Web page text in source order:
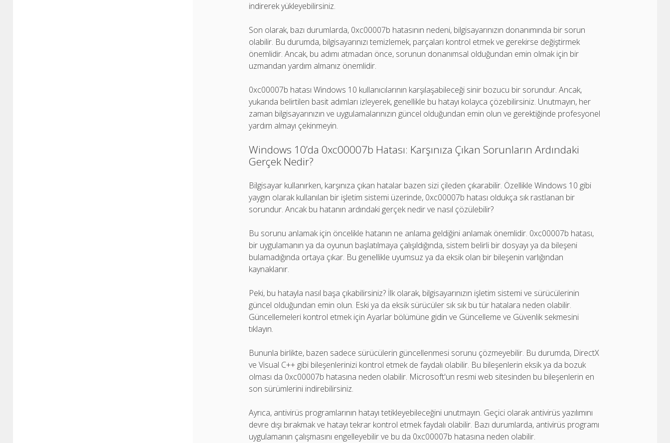
indirerek yükleyebilirsiniz.
Son olarak, bazı durumlarda, 0xc00007b hatasının nedeni, bilgisayarınızın donanımında bir sorun
olabilir. Bu durumda, bilgisayarınızı temizlemek, parçaları kontrol etmek ve gerekirse değiştirmek
önemlidir. Ancak, bu adımı atmadan önce, sorunun donanımsal olduğundan emin olmak için bir
uzmandan yardım almanız önemlidir.
0xc00007b hatası Windows 10 kullanıcılarının karşılaşabileceği sinir bozucu bir sorundur. Ancak,
yukarıda belirtilen basit adımları izleyerek, genellikle bu hatayı kolayca çözebilirsiniz. Unutmayın, her
zaman bilgisayarınızın ve uygulamalarınızın güncel olduğundan emin olun ve gerektiğinde profesyonel
yardım almayı çekinmeyin.
Windows 10’da 0xc00007b Hatası: Karşınıza Çıkan Sorunların Ardındaki
Gerçek Nedir?
Bilgisayar kullanırken, karşınıza çıkan hatalar bazen sizi çileden çıkarabilir. Özellikle Windows 10 gibi
yaygın olarak kullanılan bir işletim sistemi üzerinde, 0xc00007b hatası oldukça sık rastlanan bir
sorundur. Ancak bu hatanın ardındaki gerçek nedir ve nasıl çözülebilir?
Bu sorunu anlamak için öncelikle hatanın ne anlama geldiğini anlamak önemlidir. 0xc00007b hatası,
bir uygulamanın ya da oyunun başlatılmaya çalışıldığında, sistem belirli bir dosyayı ya da bileşeni
bulamadığında ortaya çıkar. Bu genellikle uyumsuz ya da eksik olan bir bileşenin varlığından
kaynaklanır.
Peki, bu hatayla nasıl başa çıkabilirsiniz? İlk olarak, bilgisayarınızın işletim sistemi ve sürücülerinin
güncel olduğundan emin olun. Eski ya da eksik sürücüler sık sık bu tür hatalara neden olabilir.
Güncellemeleri kontrol etmek için Ayarlar bölümüne gidin ve Güncelleme ve Güvenlik sekmesini
tıklayın.
Bununla birlikte, bazen sadece sürücülerin güncellenmesi sorunu çözmeyebilir. Bu durumda, DirectX
ve Visual C++ gibi bileşenlerinizi kontrol etmek de faydalı olabilir. Bu bileşenlerin eksik ya da bozuk
olması da 0xc00007b hatasına neden olabilir. Microsoft'un resmi web sitesinden bu bileşenlerin en
son sürümlerini indirebilirsiniz.
Ayrıca, antivirüs programlarının hatayı tetikleyebileceğini unutmayın. Geçici olarak antivirüs yazılımını
devre dışı bırakmak ve hatayı tekrar kontrol etmek faydalı olabilir. Bazı durumlarda, antivirüs programı
uygulamanın çalışmasını engelleyebilir ve bu da 0xc00007b hatasına neden olabilir.